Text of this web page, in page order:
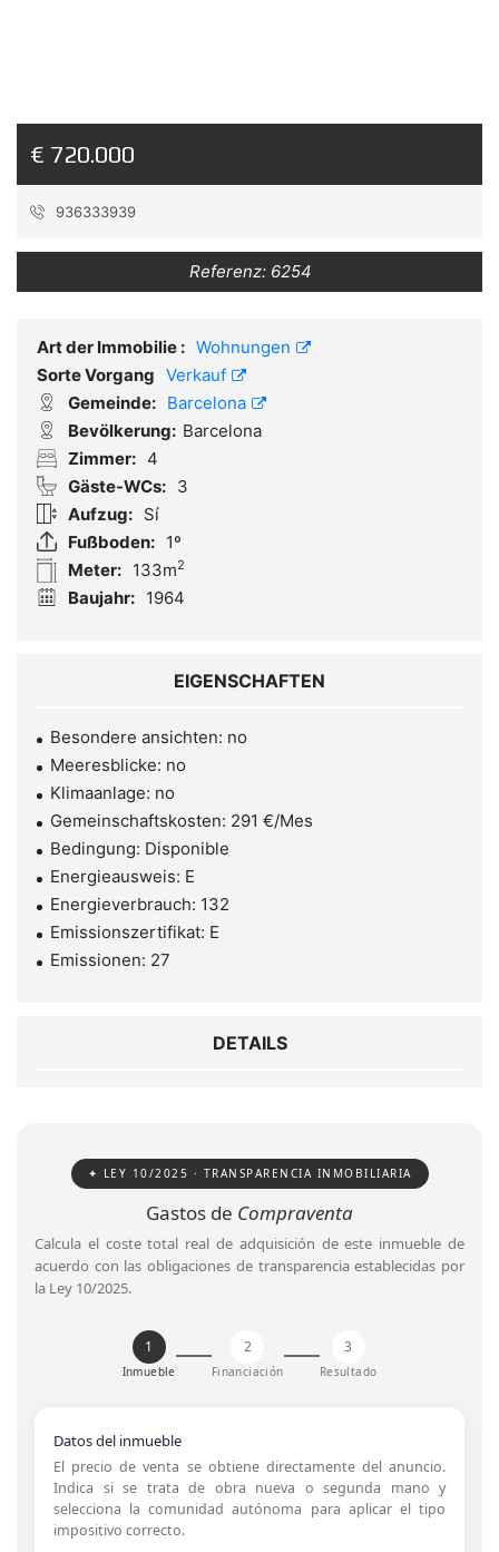
€ 720.000
936333939
Referenz: 6254
Art der Immobilie : Wohnungen
Sorte Vorgang Verkauf
Gemeinde: Barcelona
Bevölkerung: Barcelona
Zimmer: 4
Gäste-WCs: 3
Aufzug: Sí
Fußboden: 1º
Meter: 133m2
Baujahr: 1964
EIGENSCHAFTEN
Besondere ansichten: no
Meeresblicke: no
Klimaanlage: no
Gemeinschaftskosten: 291 €/Mes
Bedingung: Disponible
Energieausweis: E
Energieverbrauch: 132
Emissionszertifikat: E
Emissionen: 27
DETAILS
✦ LEY 10/2025 · TRANSPARENCIA INMOBILIARIA
Gastos de Compraventa
Calcula el coste total real de adquisición de este inmueble de
acuerdo con las obligaciones de transparencia establecidas por
la Ley 10/2025.
1
Inmueble
2
Financiación
3
Resultado
Datos del inmueble
El precio de venta se obtiene directamente del anuncio.
Indica si se trata de obra nueva o segunda mano y
selecciona la comunidad autónoma para aplicar el tipo
impositivo correcto.